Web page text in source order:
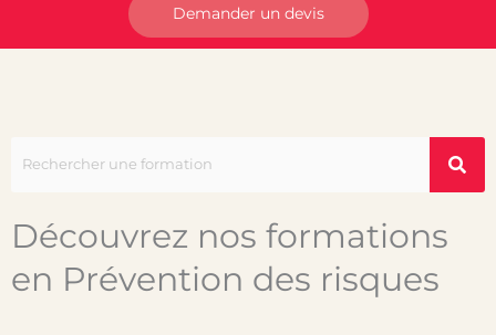
Demander un devis
Découvrez nos formations
en Prévention des risques